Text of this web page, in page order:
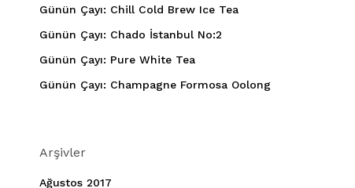
Günün Çayı: Chill Cold Brew Ice Tea
Günün Çayı: Chado İstanbul No:2
Günün Çayı: Pure White Tea
Günün Çayı: Champagne Formosa Oolong
Arşivler
Ağustos 2017